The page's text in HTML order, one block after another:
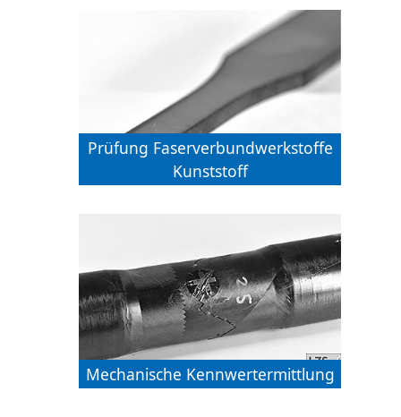
Prüfung Faserverbundwerkstoffe
Kunststoff
Mechanische Kennwertermittlung